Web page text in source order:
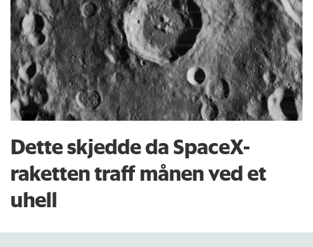
Dette skjedde da SpaceX-
raketten traff månen ved et
uhell